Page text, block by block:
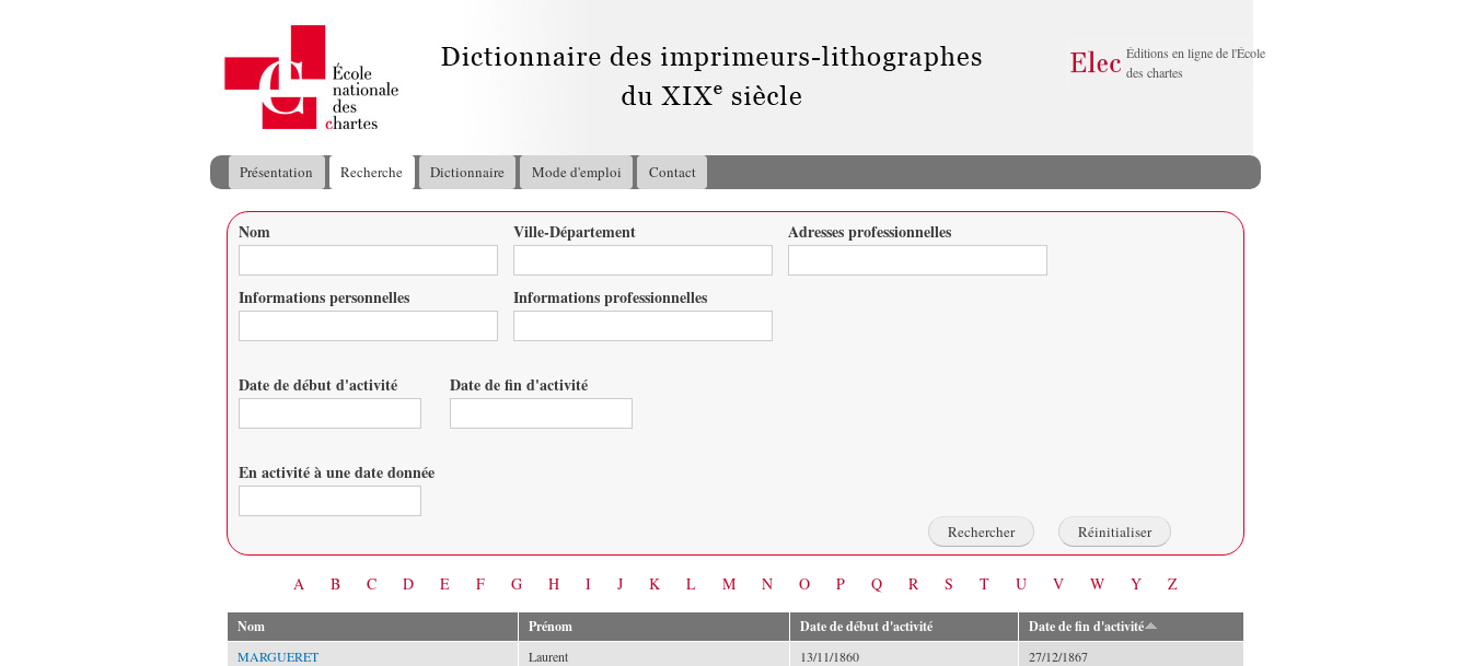
principal
Éditions en ligne de l'École
des chartes
Menu principal
Présentation Recherche Dictionnaire Mode d'emploi Contact
Vous êtes ici
Nom Ville-Département Adresses professionnelles
Informations personnelles Informations professionnelles
Date de début d'activité Date de fin d'activité
En activité à une date donnée
A B C D E F G H I J K L M N O P Q R S T U V W Y Z
Nom Prénom Date de début d'activité Date de fin d'activité
MARGUERET Laurent 13/11/1860
27/12/1867